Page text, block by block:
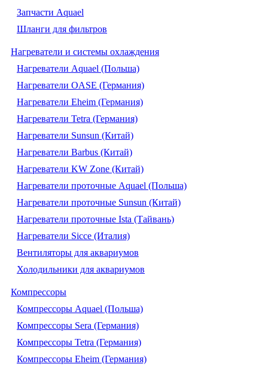
Запчасти Aquael
Шланги для фильтров
Нагреватели и системы охлаждения
Нагреватели Aquael (Польша)
Нагреватели OASE (Германия)
Нагреватели Eheim (Германия)
Нагреватели Tetra (Германия)
Нагреватели Sunsun (Китай)
Нагреватели Barbus (Китай)
Нагреватели KW Zone (Китай)
Нагреватели проточные Aquael (Польша)
Нагреватели проточные Sunsun (Китай)
Нагреватели проточные Ista (Тайвань)
Нагреватели Sicce (Италия)
Вентиляторы для аквариумов
Холодильники для аквариумов
Компрессоры
Компрессоры Aquael (Польша)
Компрессоры Sera (Германия)
Компрессоры Tetra (Германия)
Компрессоры Eheim (Германия)